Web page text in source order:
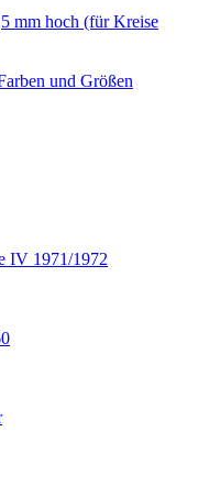
mm hoch (für Kreise
und Größen
IV 1971/1972